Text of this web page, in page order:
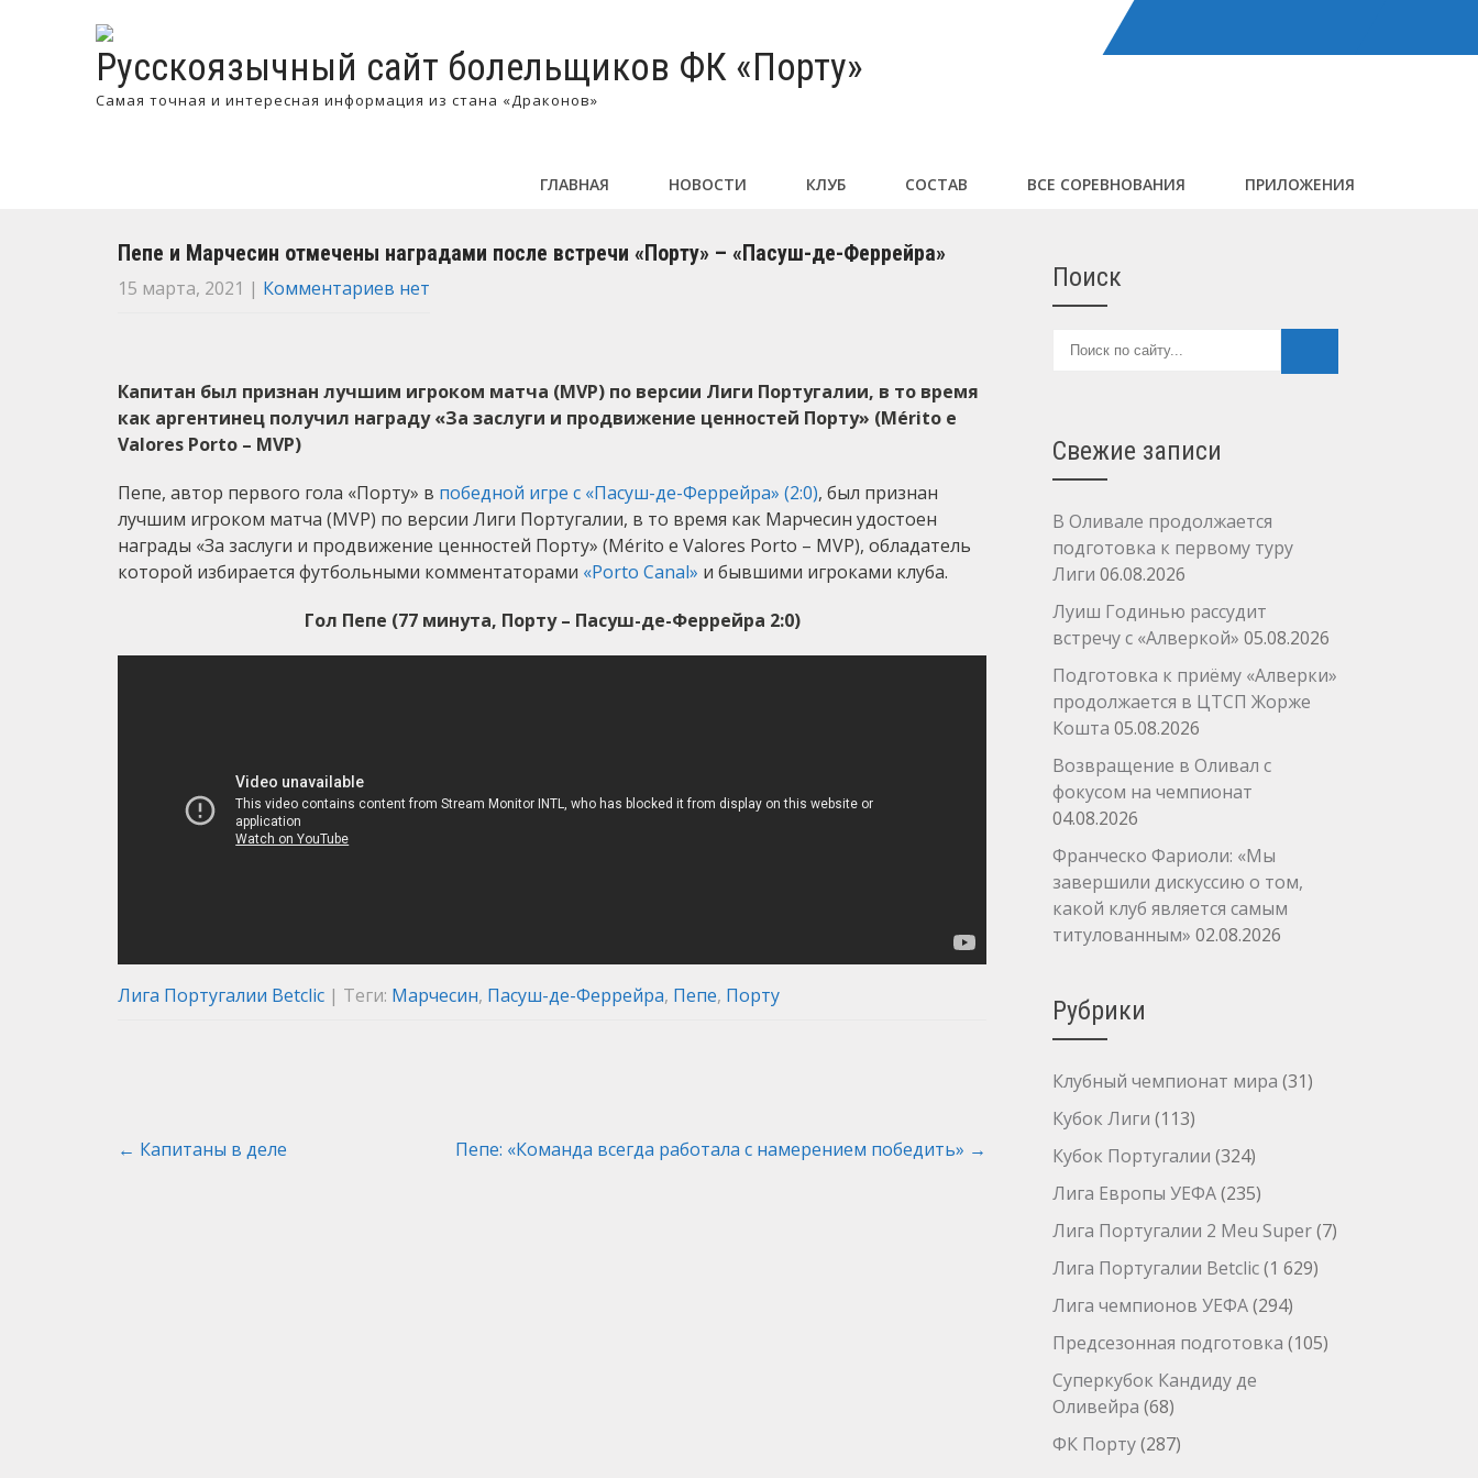
Русскоязычный сайт болельщиков ФК «Порту»
Самая точная и интересная информация из стана «Драконов»
ГЛАВНАЯ НОВОСТИ КЛУБ СОСТАВ ВСЕ СОРЕВНОВАНИЯ ПРИЛОЖЕНИЯ
Пепе и Марчесин отмечены наградами после встречи «Порту» – «Пасуш-де-Феррейра»
15 марта, 2021 | Комментариев нет
Капитан был признан лучшим игроком матча (MVP) по версии Лиги Португалии, в то время
как аргентинец получил награду «За заслуги и продвижение ценностей Порту» (Mérito e
Valores Porto – MVP)
Пепе, автор первого гола «Порту» в победной игре с «Пасуш-де-Феррейра» (2:0), был признан
лучшим игроком матча (MVP) по версии Лиги Португалии, в то время как Марчесин удостоен
награды «За заслуги и продвижение ценностей Порту» (Mérito e Valores Porto – MVP), обладатель
которой избирается футбольными комментаторами «Porto Canal» и бывшими игроками клуба.
Гол Пепе (77 минута, Порту – Пасуш-де-Феррейра 2:0)
Лига Португалии Betclic | Теги: Марчесин, Пасуш-де-Феррейра, Пепе, Порту
Post
navigation
← Капитаны в деле Пепе: «Команда всегда работала с намерением победить» →
Поиск
Свежие записи
В Оливале продолжается
подготовка к первому туру
Лиги 06.08.2026
Луиш Годинью рассудит
встречу с «Алверкой» 05.08.2026
Подготовка к приёму «Алверки»
продолжается в ЦТСП Жорже
Кошта 05.08.2026
Возвращение в Оливал с
фокусом на чемпионат
04.08.2026
Франческо Фариоли: «Мы
завершили дискуссию о том,
какой клуб является самым
титулованным» 02.08.2026
Рубрики
Клубный чемпионат мира (31)
Кубок Лиги (113)
Кубок Португалии (324)
Лига Европы УЕФА(235)
Лига Португалии 2 Meu Super(7)
Лига Португалии Betclic(1 629)
Лига чемпионов УЕФА(294)
Предсезонная подготовка (105)
Суперкубок Кандиду де
Оливейра (68)
ФК Порту(287)